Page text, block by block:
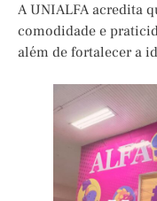
A UNIALFA acredita
comodidade e
além de fortalecer a